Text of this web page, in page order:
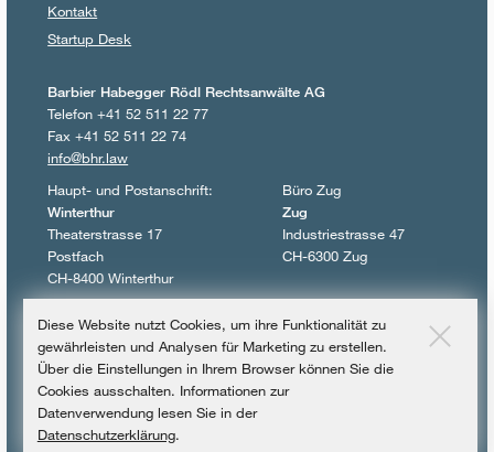
Kontakt
Startup Desk
Barbier Habegger Rödl Rechtsanwälte AG
Telefon +41 52 511 22 77
Fax +41 52 511 22 74
info@bhr.law
Haupt- und Postanschrift:
Winterthur
Theaterstrasse 17
Postfach
CH-8400 Winterthur
Büro Zug
Zug
Industriestrasse 47
CH-6300 Zug
Barbier Habegger Rödl Rechtsanwälte AG
Datenschutzerklärung
Impressum
Diese Website nutzt Cookies, um ihre Funktionalität zu
gewährleisten und Analysen für Marketing zu erstellen.
Über die Einstellungen in Ihrem Browser können Sie die
Cookies ausschalten. Informationen zur
Datenverwendung lesen Sie in der
Datenschutzerklärung.